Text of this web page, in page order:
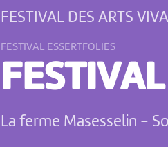
FESTIVAL DES ARTS
FESTIVAL ESSERTFOLIES
La ferme Masesselin -